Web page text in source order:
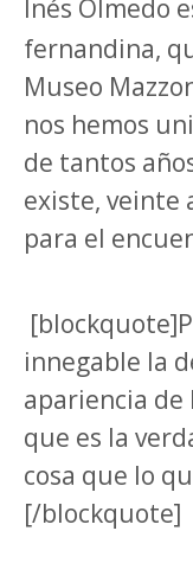
Inés Olmedo
fernandina,
Museo
nos hemos
de tantos
existe, veinte
para el
innegable la
apariencia
que es la
cosa que lo
[/blockquote]